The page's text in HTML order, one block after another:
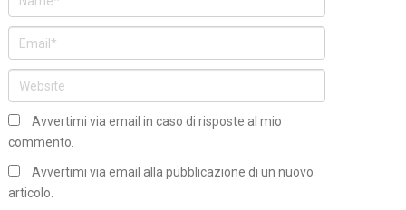
Avvertimi via email in caso di risposte al mio
commento.
Avvertimi via email alla pubblicazione di un nuovo
articolo.